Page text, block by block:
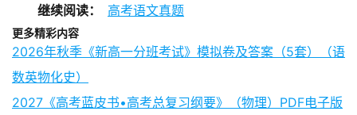
继续阅读： 高考语文真题
更多精彩内容
2026年秋季《新高一分班考试》模拟卷及答案（5套）（语
数英物化史）
2027《高考蓝皮书•高考总复习纲要》（物理）PDF电子版